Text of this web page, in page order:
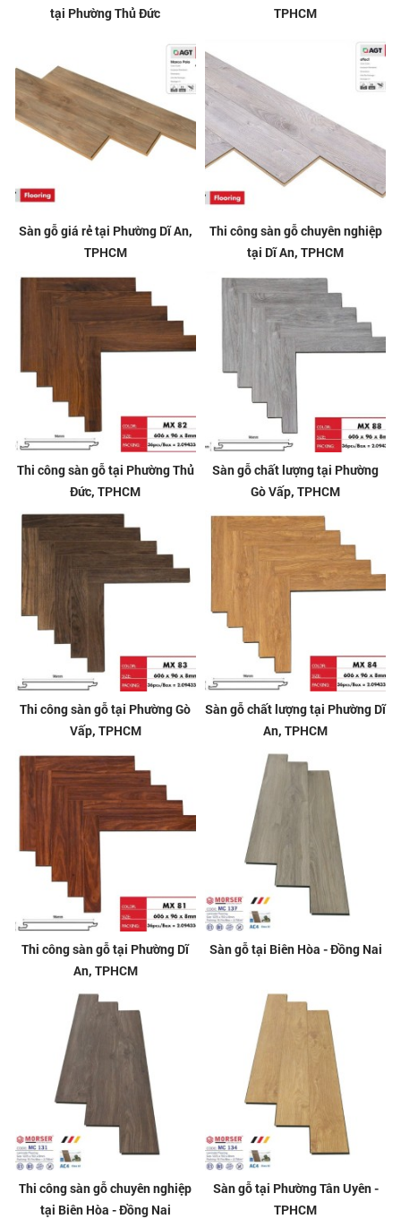
tại Phường Thủ Đức TPHCM
Sàn gỗ giá rẻ tại Phường Dĩ An,
TPHCM
Thi công sàn gỗ chuyên nghiệp
tại Dĩ An, TPHCM
Thi công sàn gỗ tại Phường Thủ
Đức, TPHCM
Sàn gỗ chất lượng tại Phường
Gò Vấp, TPHCM
Thi công sàn gỗ tại Phường Gò
Vấp, TPHCM
Sàn gỗ chất lượng tại Phường Dĩ
An, TPHCM
Thi công sàn gỗ tại Phường Dĩ
An, TPHCM
Sàn gỗ tại Biên Hòa - Đồng Nai
Thi công sàn gỗ chuyên nghiệp
tại Biên Hòa - Đồng Nai
Sàn gỗ tại Phường Tân Uyên -
TPHCM